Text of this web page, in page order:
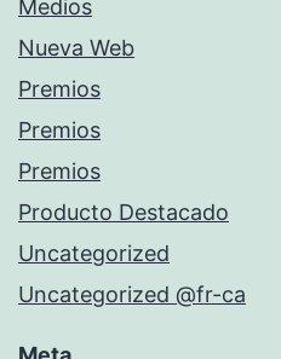
Medios
Nueva Web
Premios
Premios
Premios
Producto Destacado
Uncategorized
Uncategorized @fr-ca